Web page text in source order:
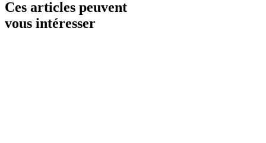
Ces articles peuvent
vous intéresser